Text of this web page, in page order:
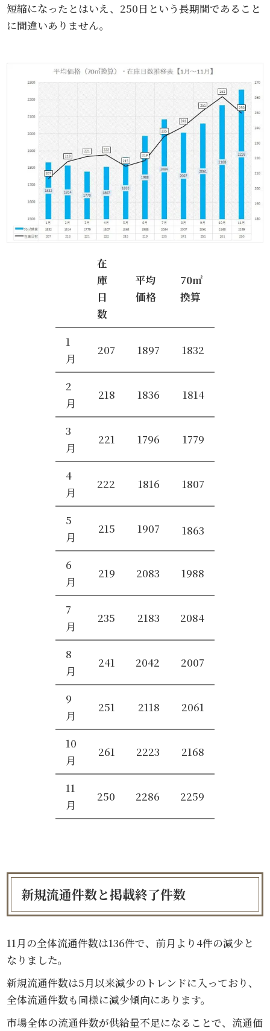
短縮になったとはいえ、250日という長期間であること
に間違いありません。
在
庫
日
数
平均
価格
70㎡
換算
1
月
207 1897 1832
2
月
218 1836 1814
3
月
221 1796 1779
4
月
222 1816 1807
5
月
215 1907 1863
6
月
219 2083 1988
7
月
235 2183 2084
8
月
241 2042 2007
9
月
251 2118 2061
10
月
261 2223 2168
11
月
250 2286 2259
新規流通件数と掲載終了件数
11月の全体流通件数は136件で、前月より4件の減少と
なりました。
新規流通件数は5月以来減少のトレンドに入っており、
全体流通件数も同様に減少傾向にあります。
市場全体の流通件数が供給量不足になることで、流通価